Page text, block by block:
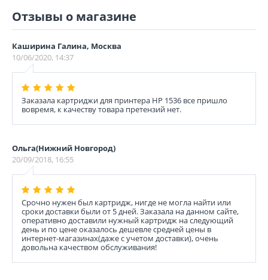
Отзывы о магазине
Каширина Галина, Москва
10/06/2020, 14:37
Заказала картриджи для принтера HP 1536 все пришло
вовремя, к качеству товара претензий нет.
Ольга(Нижний Новгород)
20/09/2018, 16:55
Срочно нужен был картридж, нигде не могла найти или
сроки доставки были от 5 дней. Заказала на данном сайте,
оперативно доставили нужный картридж на следующий
день и по цене оказалось дешевле средней цены в
интернет-магазинах(даже с учетом доставки), очень
довольна качеством обслуживания!